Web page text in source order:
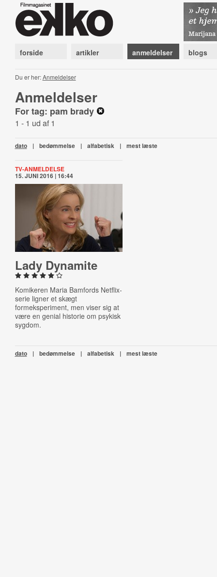
forside artikler anmeldelser blogs
Du er her:Anmeldelser
Anmeldelser
For tag: pam brady
1 - 1 ud af 1
dato | bedømmelse | alfabetisk | mest læste
TV-ANMELDELSE
15. JUNI 2016 | 16:44
Lady Dynamite
Komikeren Maria Bamfords Netflix-
serie ligner et skægt
formeksperiment, men viser sig at
være en genial historie om psykisk
sygdom.
dato | bedømmelse | alfabetisk | mest læste